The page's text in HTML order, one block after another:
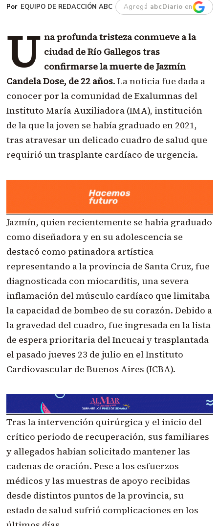
EQUIPO DE REDACCIÓN ABC Agregá abcDiario en
U na profunda tristeza conmueve a la
ciudad de Río Gallegos tras
confirmarse la muerte de Jazmín
Candela Dose, de 22 años. La noticia fue dada a
conocer por la comunidad de Exalumnas del
Instituto María Auxiliadora (IMA), institución
de la que la joven se había graduado en 2021,
tras atravesar un delicado cuadro de salud que
requirió un trasplante cardíaco de urgencia.
Jazmín, quien recientemente se había graduado
como diseñadora y en su adolescencia se
destacó como patinadora artística
representando a la provincia de Santa Cruz, fue
diagnosticada con miocarditis, una severa
inflamación del músculo cardíaco que limitaba
la capacidad de bombeo de su corazón. Debido a
la gravedad del cuadro, fue ingresada en la lista
de espera prioritaria del Incucai y trasplantada
el pasado jueves 23 de julio en el Instituto
Cardiovascular de Buenos Aires (ICBA).
Tras la intervención quirúrgica y el inicio del
crítico período de recuperación, sus familiares
y allegados habían solicitado mantener las
cadenas de oración. Pese a los esfuerzos
médicos y las muestras de apoyo recibidas
desde distintos puntos de la provincia, su
estado de salud sufrió complicaciones en los